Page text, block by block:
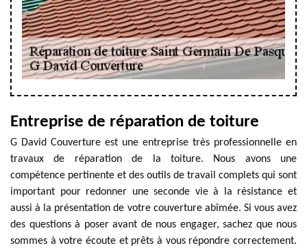
Entreprise de réparation de toiture
G David Couverture est une entreprise très professionnelle en
travaux de réparation de la toiture. Nous avons une
compétence pertinente et des outils de travail complets qui sont
important pour redonner une seconde vie à la résistance et
aussi à la présentation de votre couverture abîmée. Si vous avez
des questions à poser avant de nous engager, sachez que nous
sommes à votre écoute et prêts à vous répondre correctement.